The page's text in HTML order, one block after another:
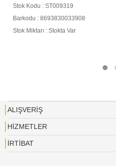
Stok Kodu : ST009319
Barkodu : 8693830033908
Stok Miktarı : Stokta Var
ALIŞVERİŞ
HİZMETLER
İRTİBAT